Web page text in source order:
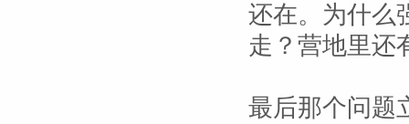
还在。为什么
走？营地里还
最后那个问题